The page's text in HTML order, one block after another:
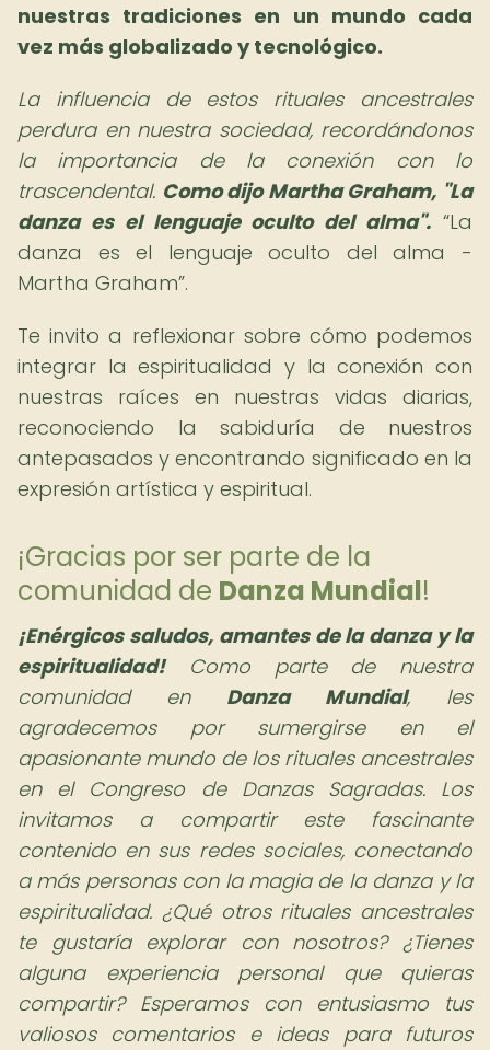
nuestras tradiciones en un mundo cada
vez más globalizado y tecnológico.
La influencia de estos rituales ancestrales
perdura en nuestra sociedad, recordándonos
la importancia de la conexión con lo
trascendental. Como dijo Martha Graham, "La
danza es el lenguaje oculto del alma".
La
danza es el lenguaje oculto del alma -
Martha Graham .
Te invito a reflexionar sobre cómo podemos
integrar la espiritualidad y la conexión con
nuestras raíces en nuestras vidas diarias,
reconociendo la sabiduría de nuestros
antepasados y encontrando significado en la
expresión artística y espiritual.
¡Gracias por ser parte de la
comunidad de Danza Mundial!
¡Enérgicos saludos, amantes de la danza y la
espiritualidad!Como parte de nuestra
comunidad en Danza Mundial, les
agradecemos por sumergirse en el
apasionante mundo de los rituales ancestrales
en el Congreso de Danzas Sagradas. Los
invitamos a compartir este fascinante
contenido en sus redes sociales, conectando
a más personas con la magia de la danza y la
espiritualidad. ¿Qué otros rituales ancestrales
te gustaría explorar con nosotros? ¿Tienes
alguna experiencia personal que quieras
compartir? Esperamos con entusiasmo tus
valiosos comentarios e ideas para futuros